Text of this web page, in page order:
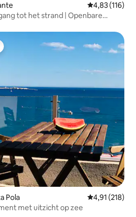
Gemiddelde
4,83 (116)
tot het strand | Openbare
Pola Gemiddelde
4,91 (218)
met uitzicht op zee